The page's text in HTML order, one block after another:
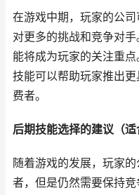
在游戏中期，玩家的公
对更多的挑战和竞争对
能将成为玩家的关注重
技能可以帮助玩家推出
费者。
后期技能选择的建议（适
随着游戏的发展，玩家
者，但是仍然需要保持